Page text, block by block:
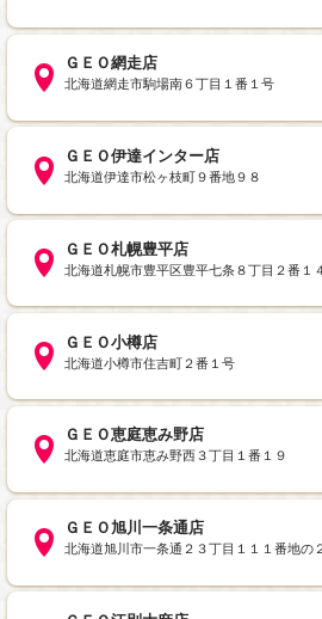
ＧＥＯ網走店
北海道網走市駒場南６丁目１番１号
ＧＥＯ伊達インター店
北海道伊達市松ヶ枝町９番地９８
ＧＥＯ札幌豊平店
北海道札幌市豊平区豊平七条８丁目２番１
ＧＥＯ小樽店
北海道小樽市住吉町２番１号
ＧＥＯ恵庭恵み野店
北海道恵庭市恵み野西３丁目１番１９
ＧＥＯ旭川一条通店
北海道旭川市一条通２３丁目１１１番地の